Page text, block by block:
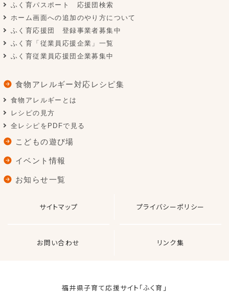
ふく育パスポート 応援団検索
ホーム画面への追加のやり方について
ふく育応援団 登録事業者募集中
ふく育「従業員応援企業」一覧
ふく育従業員応援団企業募集中
食物アレルギー対応レシピ集
食物アレルギーとは
レシピの見方
全レシピをPDFで見る
こどもの遊び場
イベント情報
お知らせ一覧
サイトマップ プライバシーポリシー
お問い合わせ リンク集
福井県子育て応援サイト「ふく育」